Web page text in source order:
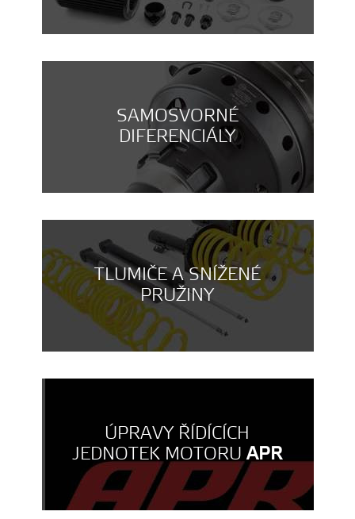
SAMOSVORNÉ
DIFERENCIÁLY
TLUMIČE A SNÍŽENÉ
PRUŽINY
ÚPRAVY ŘÍDÍCÍCH
JEDNOTEK MOTORUAPR